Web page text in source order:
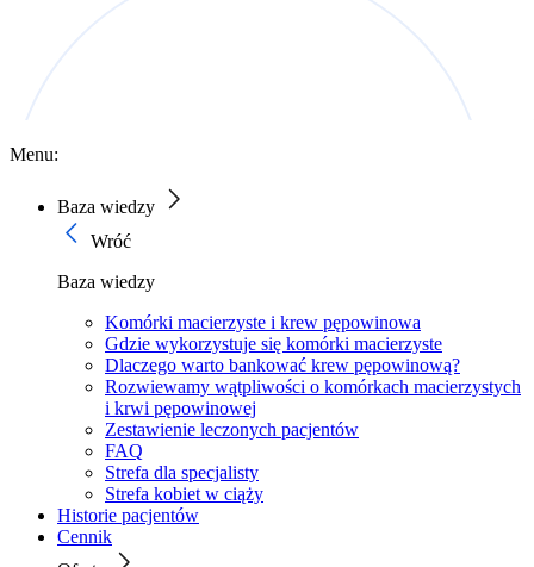
Menu:
Baza wiedzy
Wróć
Baza wiedzy
Komórki macierzyste i krew pępowinowa
Gdzie wykorzystuje się komórki macierzyste
Dlaczego warto bankować krew pępowinową?
Rozwiewamy wątpliwości o komórkach macierzystych
i krwi pępowinowej
Zestawienie leczonych pacjentów
FAQ
Strefa dla specjalisty
Strefa kobiet w ciąży
Historie pacjentów
Cennik